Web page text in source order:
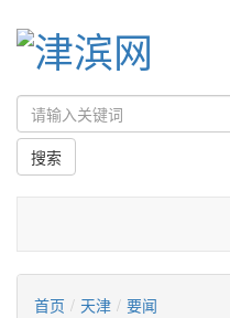
首页 / 天津 / 要闻